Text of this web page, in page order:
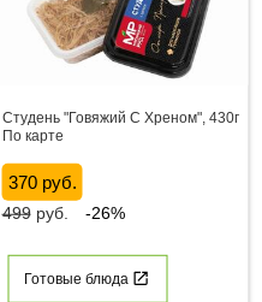
Студень "Говяжий С Хреном", 430г
По карте
370 руб.
499руб. -26%
Готовые блюда